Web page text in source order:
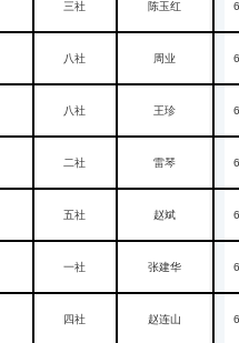
三社 陈玉红
八社 周业
八社 王珍
二社 雷琴
五社 赵斌
一社 张建华
四社 赵连山